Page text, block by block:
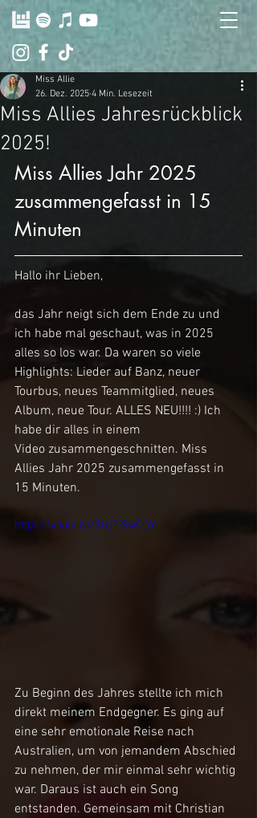
Miss Allies Jahresrückblick
2025!
Miss Allie
26. Dez. 2025 4 Min. Lesezeit
Miss Allies Jahr 2025
zusammengefasst in 15
Minuten
Hallo ihr Lieben,
das Jahr neigt sich dem Ende zu und
ich habe mal geschaut, was in 2025
alles so los war. Da waren so viele
Highlights: Lieder auf Banz, neuer
Tourbus, neues Teammitglied, neues
Album, neue Tour. ALLES NEU!!!! :) Ich
habe dir alles in einem
Video zusammengeschnitten. Miss
Allies Jahr 2025 zusammengefasst in
15 Minuten.
https://youtu.be/StzjT-SwCOY
Zu Beginn des Jahres stellte ich mich
direkt meinem Endgegner. Es ging auf
eine sehr emotionale Reise nach
Australien, um von jemandem Abschied
zu nehmen, der mir einmal sehr wichtig
war. Daraus ist auch ein Song
entstanden. Gemeinsam mit Christian